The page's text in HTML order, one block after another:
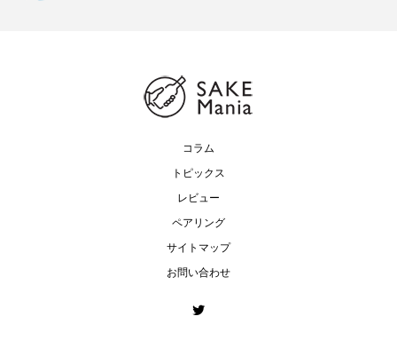
コラム
トピックス
レビュー
ペアリング
サイトマップ
お問い合わせ